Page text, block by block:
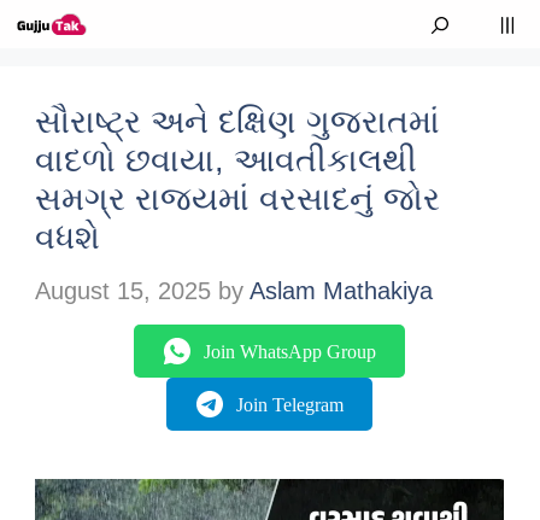
Skip to content
સૌરાષ્ટ્ર અને દક્ષિણ ગુજરાતમાં
વાદળો છવાયા, આવતીકાલથી
સમગ્ર રાજ્યમાં વરસાદનું જોર
વધશે
August 15, 2025 by Aslam Mathakiya
Join WhatsApp Group
Join Telegram